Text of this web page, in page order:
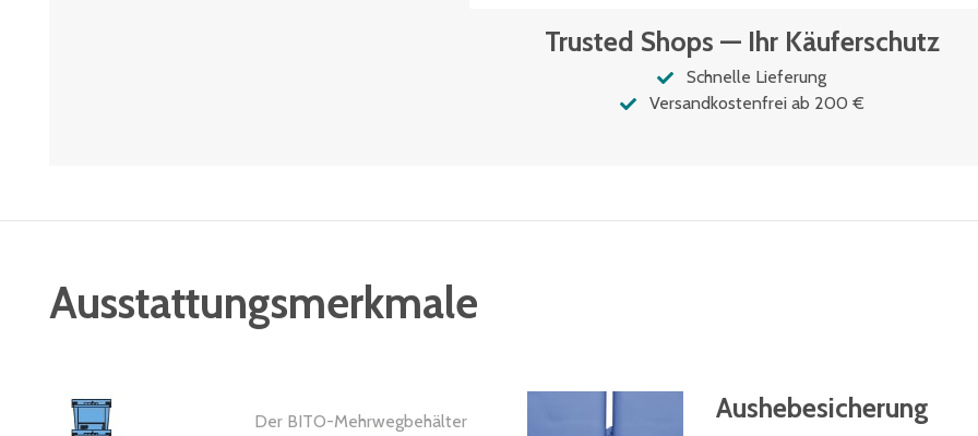
Trusted Shops — Ihr Käuferschutz
Schnelle Lieferung
Versandkostenfrei ab 200 €
Ausstattungsmerkmale
Der BITO-Mehrwegbehälter
Aushebesicherung